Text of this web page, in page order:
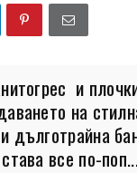
и
на
дълготрайна
все по-